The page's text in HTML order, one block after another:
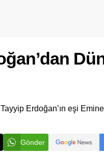
Erdoğan’ın eşi
Gönder